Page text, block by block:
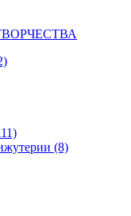
(8)